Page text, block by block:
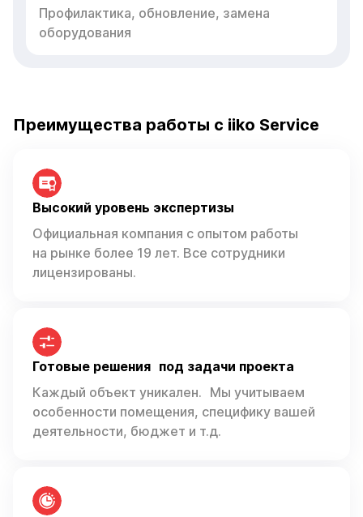
Профилактика, обновление, замена
оборудования
Преимущества работы с iiko Service
Высокий уровень экспертизы
Официальная компания с опытом работы
на рынке более 19 лет. Все сотрудники
лицензированы.
Готовые решения под задачи проекта
Каждый объект уникален. Мы учитываем
особенности помещения, специфику вашей
деятельности, бюджет и т.д.